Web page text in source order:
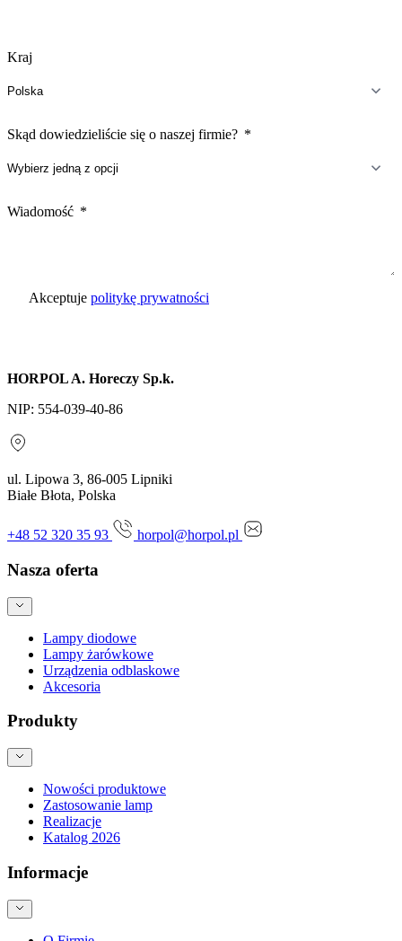
Kraj
Skąd dowiedzieliście się o naszej firmie?
Wiadomość
Akceptuje politykę prywatności
HORPOL A. Horeczy Sp.k.
NIP: 554-039-40-86
ul. Lipowa 3, 86-005 Lipniki
Białe Błota, Polska
+48 52 320 35 93 horpol@horpol.pl
Nasza oferta
Lampy diodowe
Lampy żarówkowe
Urządzenia odblaskowe
Akcesoria
Produkty
Nowości produktowe
Zastosowanie lamp
Realizacje
Katalog 2026
Informacje